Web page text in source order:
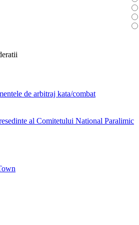
de arbitraj kata/combat
al Comitetului National Paralimic